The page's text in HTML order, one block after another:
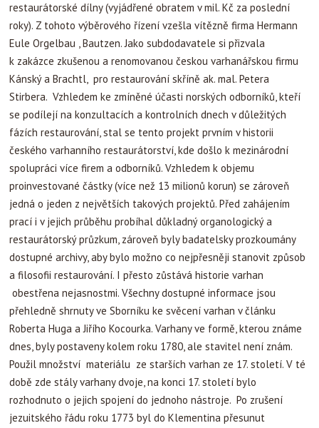
restaurátorské dílny (vyjádřené obratem v mil. Kč za poslední
roky). Z tohoto výběrového řízení vzešla vítězně firma Hermann
Eule Orgelbau , Bautzen. Jako subdodavatele si přizvala
k zakázce zkušenou a renomovanou českou varhanářskou firmu
Kánský a Brachtl, pro restaurování skříně ak. mal. Petera
Stirbera. Vzhledem ke zmíněné účasti norských odborníků, kteří
se podílejí na konzultacích a kontrolních dnech v důležitých
fázích restaurování, stal se tento projekt prvním v historii
českého varhanního restaurátorství, kde došlo k mezinárodní
spolupráci více firem a odborníků. Vzhledem k objemu
proinvestované částky (více než 13 milionů korun) se zároveň
jedná o jeden z největších takových projektů. Před zahájením
prací i v jejich průběhu probíhal důkladný organologický a
restaurátorský průzkum, zároveň byly badatelsky prozkoumány
dostupné archivy, aby bylo možno co nejpřesněji stanovit způsob
a filosofii restaurování. I přesto zůstává historie varhan
obestřena nejasnostmi. Všechny dostupné informace jsou
přehledně shrnuty ve Sborníku ke svěcení varhan v článku
Roberta Huga a Jiřího Kocourka. Varhany ve formě, kterou známe
dnes, byly postaveny kolem roku 1780, ale stavitel není znám.
Použil množství materiálu ze starších varhan ze 17. století. V té
době zde stály varhany dvoje, na konci 17. století bylo
rozhodnuto o jejich spojení do jednoho nástroje. Po zrušení
jezuitského řádu roku 1773 byl do Klementina přesunut